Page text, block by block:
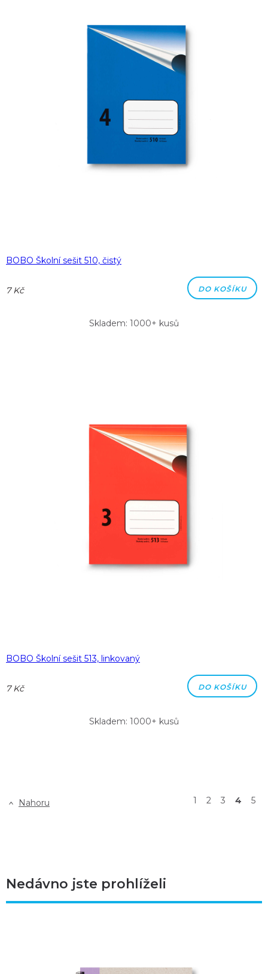
BOBO Školní sešit 510, čistý
7 Kč DO KOŠÍKU
Skladem: 1000+ kusů
BOBO Školní sešit 513, linkovaný
7 Kč DO KOŠÍKU
Skladem: 1000+ kusů
Nahoru 1 2 3 4 5
Nedávno jste prohlíželi